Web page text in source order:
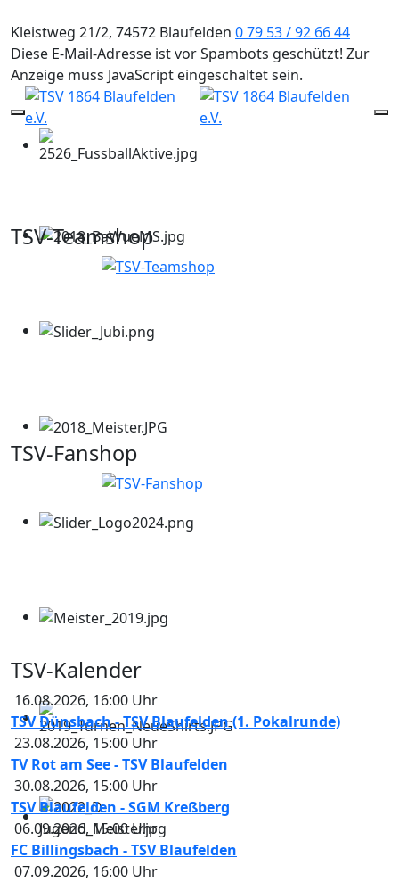
Kleistweg 21/2, 74572 Blaufelden 0 79 53 / 92 66 44
Diese E-Mail-Adresse ist vor Spambots geschützt! Zur
Anzeige muss JavaScript eingeschaltet sein.
Mobile Menu Toggle
TSV-Teamshop
TSV-Fanshop
TSV-Kalender
16.08.2026, 16:00 Uhr
TSV Dünsbach - TSV Blaufelden (1. Pokalrunde)
23.08.2026, 15:00 Uhr
TV Rot am See - TSV Blaufelden
30.08.2026, 15:00 Uhr
TSV Blaufelden - SGM Kreßberg
06.09.2026, 15:00Uhr
FC Billingsbach - TSV Blaufelden
07.09.2026, 16:00 Uhr